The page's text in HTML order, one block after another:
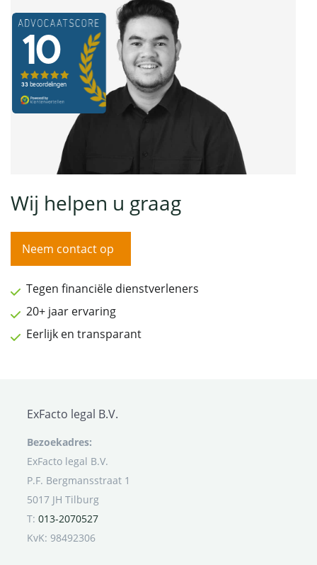
Wij helpen u graag
Neem contact op
Tegen financiële dienstverleners
20+ jaar ervaring
Eerlijk en transparant
ExFacto legal B.V.
Bezoekadres:
ExFacto legal B.V.
P.F. Bergmansstraat 1
5017 JH Tilburg
T: 013-2070527
KvK: 98492306